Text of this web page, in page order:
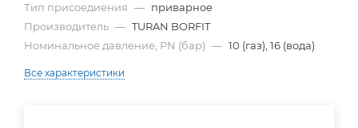
Тип присоедиения — приварное
Производитель — TURAN BORFIT
Номинальное давление, PN (бар) — 10 (газ), 16 (вода)
Все характеристики